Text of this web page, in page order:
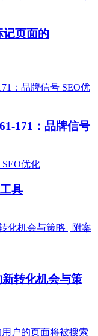
记页面的
SEO优
171：品牌信号
SEO优化
具
转化机会与策